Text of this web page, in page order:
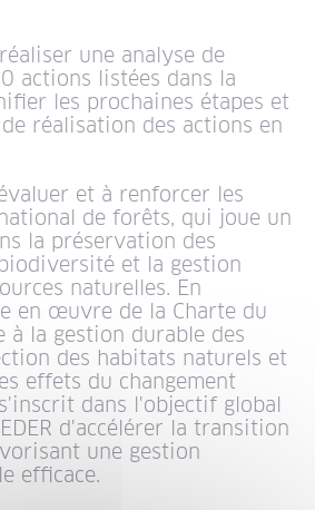
une analyse de
actions listées dans la
les prochaines étapes et
réalisation des actions en
et à renforcer les
de forêts, qui joue un
la préservation des
et la gestion
naturelles. En
en œuvre de la Charte du
à la gestion durable des
des habitats naturels et
effets du changement
dans l'objectif global
d'accélérer la transition
une gestion
efficace.